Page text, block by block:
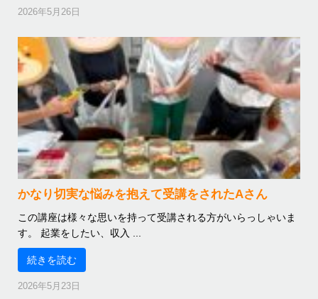
2026年5月26日
かなり切実な悩みを抱えて受講をされたAさん
この講座は様々な思いを持って受講される方がいらっしゃいま
す。 起業をしたい、収入 ...
続きを読む
2026年5月23日